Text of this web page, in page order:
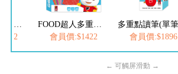
會員價:$1422
會員價:$1896
← 可觸屏滑動 →